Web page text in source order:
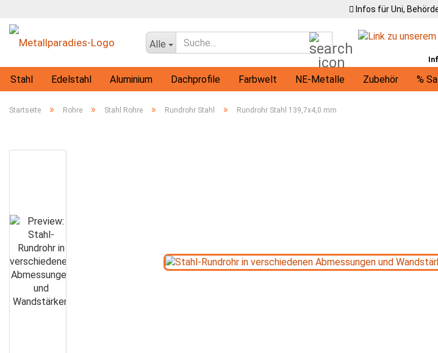
Infos für Uni,
Alle
Suche...
Stahl Edelstahl Aluminium Dachprofile Farbwelt NE-Metalle Zubehör %
Vollmaterial-Profile T-Profile U-Profile
Startseite » Rohre » Stahl Rohre » Rundrohr Stahl » Rundrohr Stahl 139,7x4,0 mm